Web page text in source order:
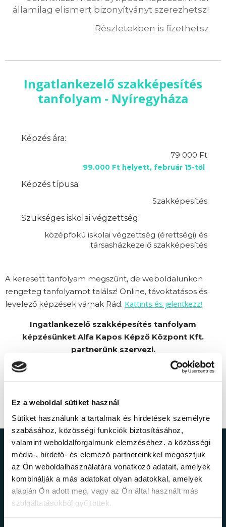
Ez a weboldal sütiket használ
Sütiket használunk a tartalmak és hirdetések személyre
szabásához, közösségi funkciók biztosításához,
valamint weboldalforgalmunk elemzéséhez. a közösségi
média-, hirdető- és elemező partnereinkkel megosztjuk
az Ön weboldalhasználatára vonatkozó adatait, amelyek
kombinálják a más adatokat olyan adatokkal, amelyek
alapján Ön adott meg, vagy az Ön által használt más
szolgáltatásokból gyűjtöttek.
államilag elismert bizonyítványt szerezhetsz!
Részletekben is fizethetsz
Ingatlankezelő szakképesítés
tanfolyam - Nyíregyháza
Képzés ára:
79 000 Ft
99.000 Ft helyett, február 15-től
Képzés típusa:
Szakképesítés
Szükséges iskolai végzettség:
középfokú iskolai végzettség (érettségi) és
társasházkezelő szakképesítés
A keresett tanfolyam megszűnt, de weboldalunkon
rengeteg tanfolyamot találsz! Online, távoktatásos és
levelező képzések várnak Rád. Kattints és jelentkezz!
Ingatlankezelő szakképesítés tanfolyam
képzésünket Alfa Kapos Képző Központ Kft.
partnerünk szervezi.
Ne maradj le a
legfrissebb
információkról!